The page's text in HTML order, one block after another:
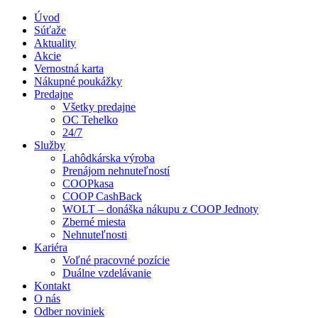
Úvod
Súťaže
Aktuality
Akcie
Vernostná karta
Nákupné poukážky
Predajne
Všetky predajne
OC Tehelko
24/7
Služby
Lahôdkárska výroba
Prenájom nehnuteľností
COOPkasa
COOP CashBack
WOLT – donáška nákupu z COOP Jednoty
Zberné miesta
Nehnuteľnosti
Kariéra
Voľné pracovné pozície
Duálne vzdelávanie
Kontakt
O nás
Odber noviniek